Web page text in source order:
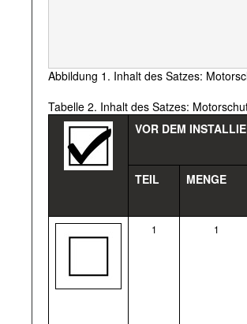
Abbildung 1. Inhalt des Satzes:
Tabelle 2. Inhalt des Satzes:
VOR DEM
TEIL MENGE
1 1